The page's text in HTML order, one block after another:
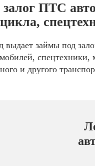
залог ПТС
выдает займы под
спецтехники,
и другого